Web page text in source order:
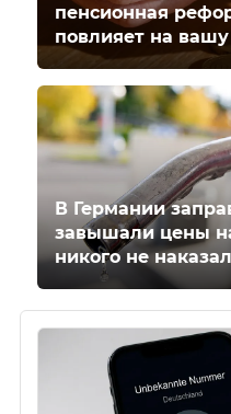
пенсионная
повлияет на
В Германии
завышали цены
никого не